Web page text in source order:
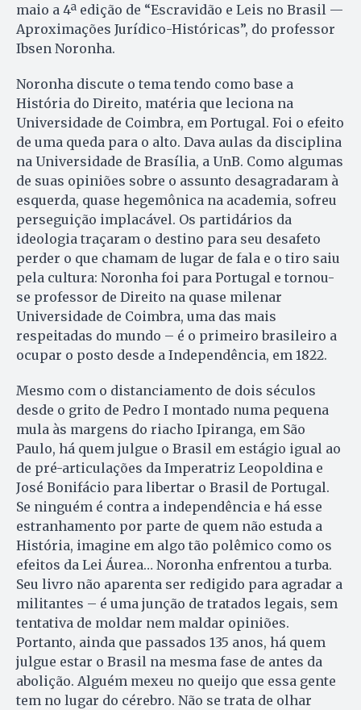
maio a 4ª edição de “Escravidão e Leis no Brasil —
Aproximações Jurídico-Históricas”, do professor
Ibsen Noronha.
Noronha discute o tema tendo como base a
História do Direito, matéria que leciona na
Universidade de Coimbra, em Portugal. Foi o efeito
de uma queda para o alto. Dava aulas da disciplina
na Universidade de Brasília, a UnB. Como algumas
de suas opiniões sobre o assunto desagradaram à
esquerda, quase hegemônica na academia, sofreu
perseguição implacável. Os partidários da
ideologia traçaram o destino para seu desafeto
perder o que chamam de lugar de fala e o tiro saiu
pela cultura: Noronha foi para Portugal e tornou-
se professor de Direito na quase milenar
Universidade de Coimbra, uma das mais
respeitadas do mundo – é o primeiro brasileiro a
ocupar o posto desde a Independência, em 1822.
Mesmo com o distanciamento de dois séculos
desde o grito de Pedro I montado numa pequena
mula às margens do riacho Ipiranga, em São
Paulo, há quem julgue o Brasil em estágio igual ao
de pré-articulações da Imperatriz Leopoldina e
José Bonifácio para libertar o Brasil de Portugal.
Se ninguém é contra a independência e há esse
estranhamento por parte de quem não estuda a
História, imagine em algo tão polêmico como os
efeitos da Lei Áurea… Noronha enfrentou a turba.
Seu livro não aparenta ser redigido para agradar a
militantes – é uma junção de tratados legais, sem
tentativa de moldar nem maldar opiniões.
Portanto, ainda que passados 135 anos, há quem
julgue estar o Brasil na mesma fase de antes da
abolição. Alguém mexeu no queijo que essa gente
tem no lugar do cérebro. Não se trata de olhar